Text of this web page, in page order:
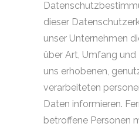
dieser
unser Unternehmen
über Art, Umfang
uns erhobenen,
verarbeiteten
Daten informieren.
betroffene Personen